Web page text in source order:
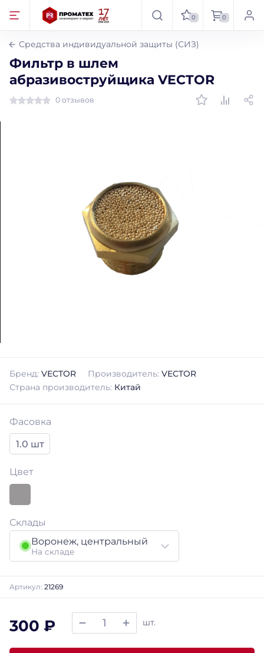
0 0
Средства индивидуальной защиты (СИЗ)
Фильтр в шлем
абразивоструйщика VECTOR
0 отзывов
Бренд: VECTOR Производитель: VECTOR
Страна производитель: Китай
Фасовка
1.0 шт
Цвет
Склады
Воронеж, центральный
На складе
Артикул: 21269
300 ₽ шт.